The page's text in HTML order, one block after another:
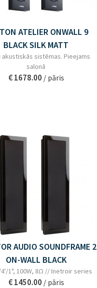
ATELIER ONWALL 9
BLACK SILK MATT
akustiskās sistēmas. Pieejams
salonā
€ 1678.00 / pāris
AUDIO SOUNDFRAME 2
ON-WALL BLACK
4'/1", 100W, 8Ω // Inetroir series
€ 1450.00 / pāris